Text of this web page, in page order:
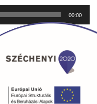
00:00
jog fenntartva. •